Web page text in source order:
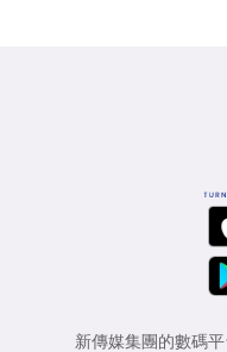
新傳媒集團的數碼